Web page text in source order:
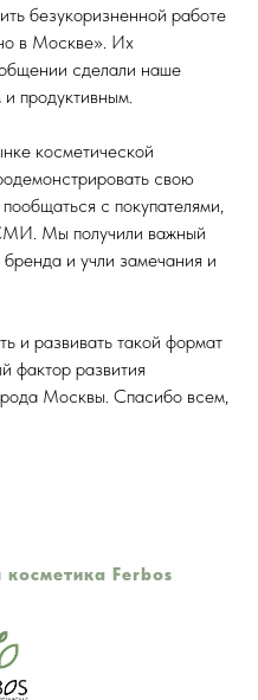
безукоризненной работе
в Москве». Их
общении сделали наше
продуктивным.
косметической
свою
с покупателями,
Мы получили важный
и учли замечания и
и развивать такой формат
фактор развития
Москвы. Спасибо всем,
Ferbos